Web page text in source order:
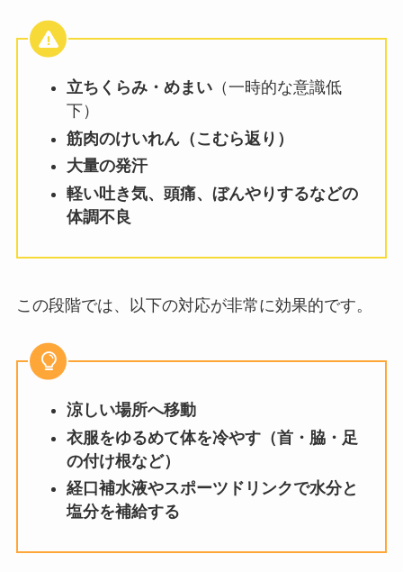
立ちくらみ・めまい（一時的な意識低
下）
筋肉のけいれん（こむら返り）
大量の発汗
軽い吐き気、頭痛、ぼんやりするなどの
体調不良
この段階では、以下の対応が非常に効果的です。
涼しい場所へ移動
衣服をゆるめて体を冷やす（首・脇・足
の付け根など）
経口補水液やスポーツドリンクで水分と
塩分を補給する